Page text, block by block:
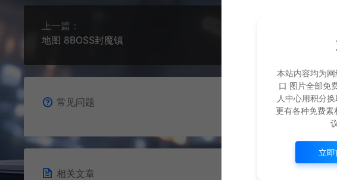
上一篇：
地图 8BOSS封魔镇
常见问题
相关文章
本站内容均为
口 图片全部免
人中心用积分
更有各种免费素
立